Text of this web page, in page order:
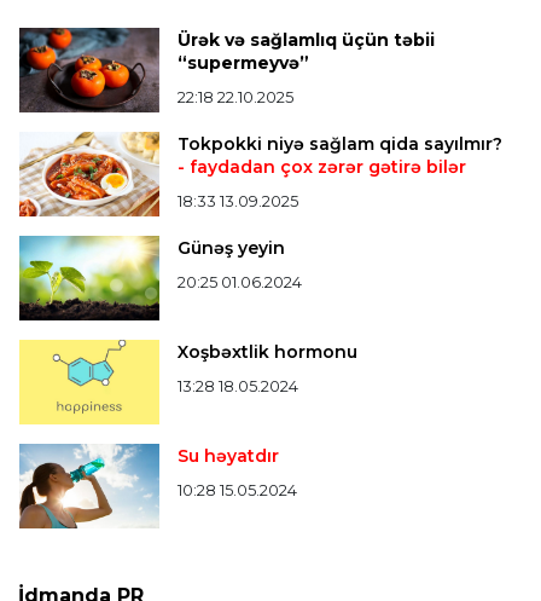
Misli Premyer liqa 16:52 07.08.2026
"Zirə" Namik Ələskərovla yollarını ayırdı
Bütün xəbərlər >>>
Ürək və sağlamlıq üçün təbii
“supermeyvə”
22:18 22.10.2025
Tokpokki niyə sağlam qida sayılmır?
- faydadan çox zərər gətirə bilər
18:33 13.09.2025
Günəş yeyin
20:25 01.06.2024
Xoşbəxtlik hormonu
13:28 18.05.2024
Su həyatdır
10:28 15.05.2024
İdmanda PR